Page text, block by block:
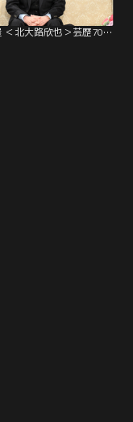
徹子の部屋 ＜北大路欣也＞芸歴70年！友の絆に感謝（2026/04/08放送分）